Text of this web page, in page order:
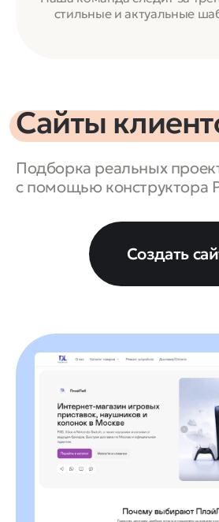
стильные и актуальные
Сайты
Подборка реальных
с помощью конструктора
Создать